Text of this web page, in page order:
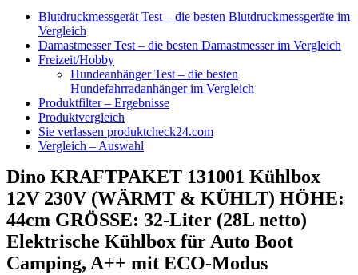
Blutdruckmessgerät Test – die besten Blutdruckmessgeräte im
Vergleich
Damastmesser Test – die besten Damastmesser im Vergleich
Freizeit/Hobby
Hundeanhänger Test – die besten
Hundefahrradanhänger im Vergleich
Produktfilter – Ergebnisse
Produktvergleich
Sie verlassen produktcheck24.com
Vergleich – Auswahl
Dino KRAFTPAKET 131001 Kühlbox
12V 230V (WÄRMT & KÜHLT) HÖHE:
44cm GRÖSSE: 32-Liter (28L netto)
Elektrische Kühlbox für Auto Boot
Camping, A++ mit ECO-Modus